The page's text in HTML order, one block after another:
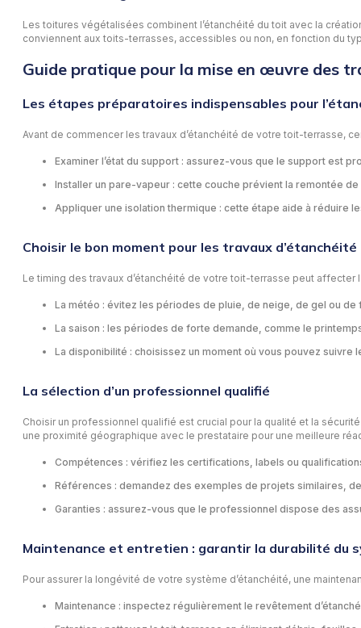
Les toitures végétalisées combinent l’étanchéité du toit avec la
conviennent aux toits-terrasses, accessibles ou non, en fonction du
Guide pratique pour la mise en œuvre des
Les étapes préparatoires indispensables pour
Avant de commencer les travaux d’étanchéité de votre toit-terrasse,
Examiner l’état du support : assurez-vous que le support est
Installer un pare-vapeur : cette couche prévient la remontée
Appliquer une isolation thermique : cette étape aide à réduire
Choisir le bon moment pour les travaux d’étanchéité
Le timing des travaux d’étanchéité de votre toit-terrasse peut
La météo : évitez les périodes de pluie, de neige, de gel ou
La saison : les périodes de forte demande, comme le
La disponibilité : choisissez un moment où vous pouvez
La sélection d’un professionnel qualifié
Choisir un professionnel qualifié est crucial pour la qualité et la
une proximité géographique avec le prestataire pour une meilleure
Compétences : vérifiez les certifications, labels ou
Références : demandez des exemples de projets similaires,
Garanties : assurez-vous que le professionnel dispose des
Maintenance et entretien : garantir la durabilité du
Pour assurer la longévité de votre système d’étanchéité, une
Maintenance : inspectez régulièrement le revêtement